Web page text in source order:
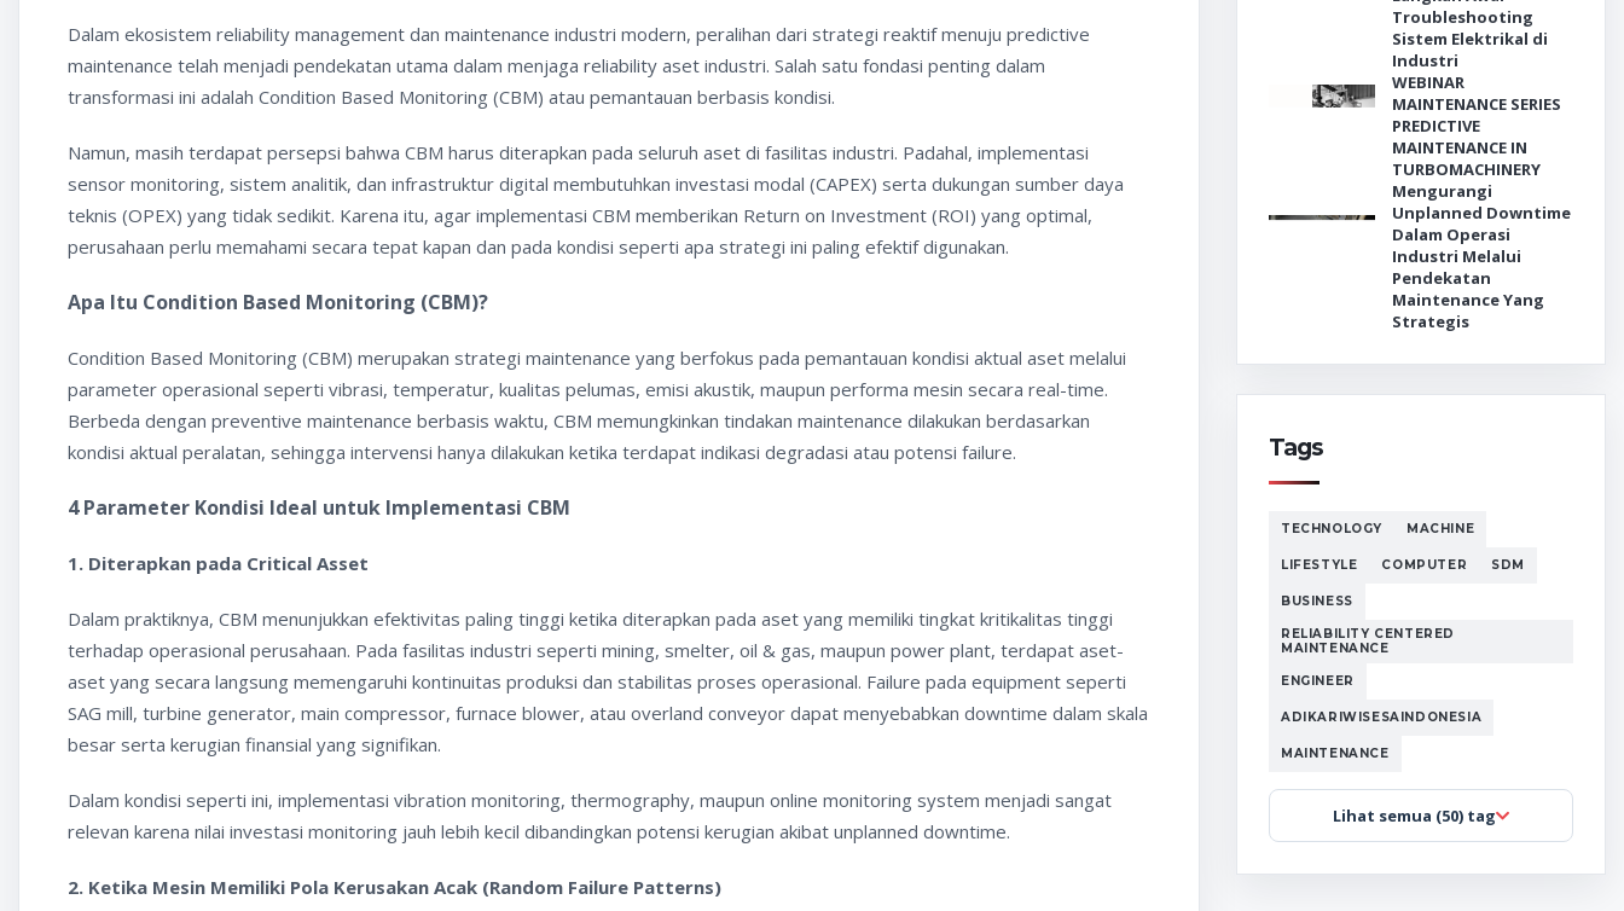
Dalam ekosistem reliability management dan maintenance industri modern, peralihan dari strategi reaktif menuju predictive
maintenance telah menjadi pendekatan utama dalam menjaga reliability aset industri. Salah satu fondasi penting dalam
transformasi ini adalah Condition Based Monitoring (CBM) atau pemantauan berbasis kondisi.
Namun, masih terdapat persepsi bahwa CBM harus diterapkan pada seluruh aset di fasilitas industri. Padahal, implementasi
sensor monitoring, sistem analitik, dan infrastruktur digital membutuhkan investasi modal (CAPEX) serta dukungan sumber daya
teknis (OPEX) yang tidak sedikit. Karena itu, agar implementasi CBM memberikan Return on Investment (ROI) yang optimal,
perusahaan perlu memahami secara tepat kapan dan pada kondisi seperti apa strategi ini paling efektif digunakan.
Apa Itu Condition Based Monitoring (CBM)?
Condition Based Monitoring (CBM) merupakan strategi maintenance yang berfokus pada pemantauan kondisi aktual aset melalui
parameter operasional seperti vibrasi, temperatur, kualitas pelumas, emisi akustik, maupun performa mesin secara real-time.
Berbeda dengan preventive maintenance berbasis waktu, CBM memungkinkan tindakan maintenance dilakukan berdasarkan
kondisi aktual peralatan, sehingga intervensi hanya dilakukan ketika terdapat indikasi degradasi atau potensi failure.
4 Parameter Kondisi Ideal untuk Implementasi CBM
1. Diterapkan pada Critical Asset
Dalam praktiknya, CBM menunjukkan efektivitas paling tinggi ketika diterapkan pada aset yang memiliki tingkat kritikalitas tinggi
terhadap operasional perusahaan. Pada fasilitas industri seperti mining, smelter, oil & gas, maupun power plant, terdapat aset-
aset yang secara langsung memengaruhi kontinuitas produksi dan stabilitas proses operasional. Failure pada equipment seperti
SAG mill, turbine generator, main compressor, furnace blower, atau overland conveyor dapat menyebabkan downtime dalam skala
besar serta kerugian finansial yang signifikan.
Dalam kondisi seperti ini, implementasi vibration monitoring, thermography, maupun online monitoring system menjadi sangat
relevan karena nilai investasi monitoring jauh lebih kecil dibandingkan potensi kerugian akibat unplanned downtime.
2. Ketika Mesin Memiliki Pola Kerusakan Acak (Random Failure Patterns)
Troubleshooting
Sistem Elektrikal di
Industri
WEBINAR
MAINTENANCE SERIES
PREDICTIVE
MAINTENANCE IN
TURBOMACHINERY
Mengurangi
Unplanned Downtime
Dalam Operasi
Industri Melalui
Pendekatan
Maintenance Yang
Strategis
Tags
TECHNOLOGY MACHINE
LIFESTYLE COMPUTER SDM
BUSINESS
RELIABILITY CENTERED
MAINTENANCE
ENGINEER
ADIKARIWISESAINDONESIA
MAINTENANCE
Lihat semua (50) tag